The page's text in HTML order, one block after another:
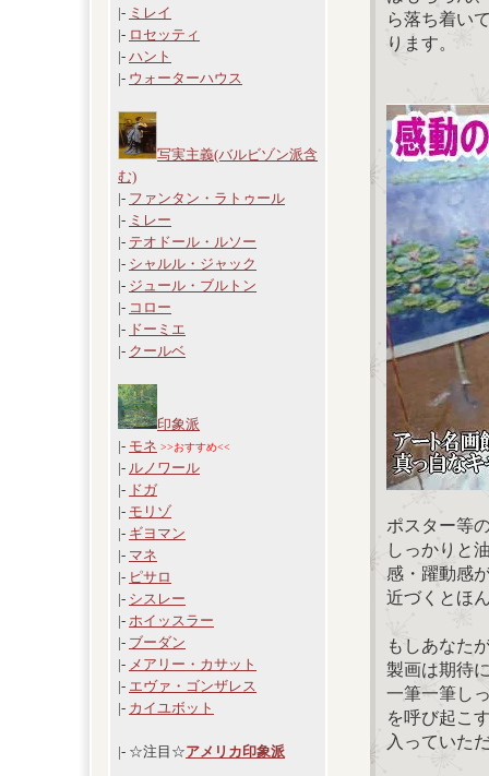
|- ミレイ
|- ロセッティ
|- ハント
|- ウォーターハウス
写実主義(バルビゾン派含
む)
|- ファンタン・ラトゥール
|- ミレー
|- テオドール・ルソー
|- シャルル・ジャック
|- ジュール・ブルトン
|- コロー
|- ドーミエ
|- クールベ
印象派
|- モネ >>おすすめ<<
|- ルノワール
|- ドガ
|- モリゾ
|- ギヨマン
|- マネ
|- ピサロ
|- シスレー
|- ホイッスラー
|- ブーダン
|- メアリー・カサット
|- エヴァ・ゴンザレス
|- カイユボット
|- ☆注目☆アメリカ印象派
ら落ち着い
ります。
ポスター等
しっかりと
感・躍動感
近づくとほ
もしあなた
製画は期待
一筆一筆し
を呼び起こ
入っていた